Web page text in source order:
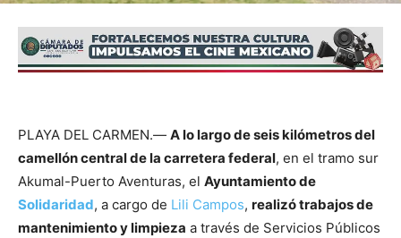
PLAYA DEL CARMEN.— A lo largo de seis kilómetros del
camellón central de la carretera federal, en el tramo sur
Akumal-Puerto Aventuras, el Ayuntamiento de
Solidaridad, a cargo de Lili Campos, realizó trabajos de
mantenimiento y limpieza a través de Servicios Públicos